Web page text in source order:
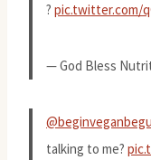
? pic.twitter.com/
— God Bless
talking to me?